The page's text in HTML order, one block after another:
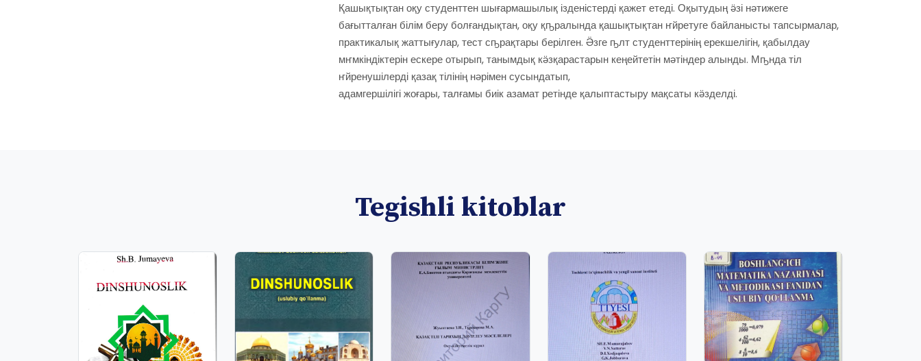
Қашықтықтан оқу студенттен шығармашылық ізденістерді қажет етеді. Оқытудың ӛзі нәтижеге
бағытталған білім беру болғандықтан, оқу қҧралында қашықтықтан ҥйретуге байланысты тапсырмалар,
практикалық жаттығулар, тест сҧрақтары берілген. Ӛзге ҧлт студенттерінің ерекшелігін, қабылдау
мҥмкіндіктерін ескере отырып, танымдық кӛзқарастарын кеңейтетін мәтіндер алынды. Мҧнда тіл
ҥйренушілерді қазақ тілінің нәрімен сусындатып,
адамгершілігі жоғары, талғамы биік азамат ретінде қалыптастыру мақсаты кӛзделді.
Tegishli kitoblar